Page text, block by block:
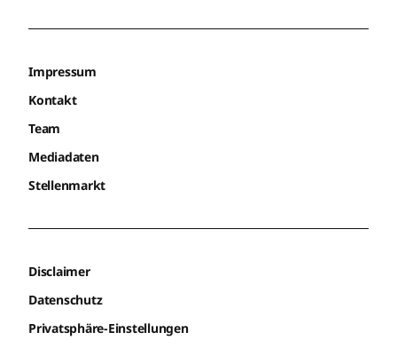
Impressum
Kontakt
Team
Mediadaten
Stellenmarkt
Disclaimer
Datenschutz
Privatsphäre-Einstellungen